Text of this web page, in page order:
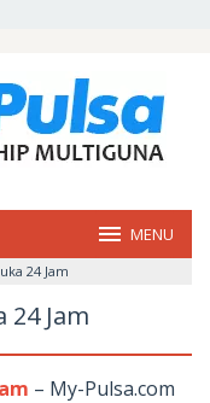
MENU
24 Jam
Jam
– My-Pulsa.com